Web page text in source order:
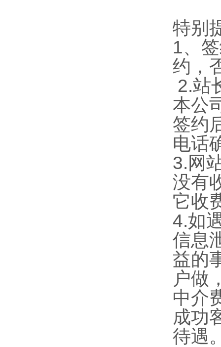
特别
1、
约，
2.站
本公
签约
电话
3.网
没有
它收
4.如
信息
益的
户做
中介
成功
待遇